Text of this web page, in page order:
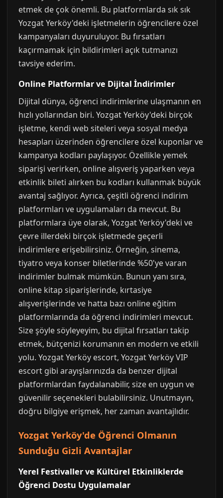
etmek de çok önemli. Bu platformlarda sık sık
Yozgat Yerköy'deki işletmelerin öğrencilere özel
kampanyaları duyuruluyor. Bu fırsatları
kaçırmamak için bildirimleri açık tutmanızı
tavsiye ederim.
Online Platformlar ve Dijital İndirimler
Dijital dünya, öğrenci indirimlerine ulaşmanın en
hızlı yollarından biri. Yozgat Yerköy'deki birçok
işletme, kendi web siteleri veya sosyal medya
hesapları üzerinden öğrencilere özel kuponlar ve
kampanya kodları paylaşıyor. Özellikle yemek
siparişi verirken, online alışveriş yaparken veya
etkinlik bileti alırken bu kodları kullanmak büyük
avantaj sağlıyor. Ayrıca, çeşitli öğrenci indirim
platformları ve uygulamaları da mevcut. Bu
platformlara üye olarak, Yozgat Yerköy'deki ve
çevre illerdeki birçok işletmede geçerli
indirimlere erişebilirsiniz. Örneğin, sinema,
tiyatro veya konser biletlerinde %50'ye varan
indirimler bulmak mümkün. Bunun yanı sıra,
online kitap siparişlerinde, kırtasiye
alışverişlerinde ve hatta bazı online eğitim
platformlarında da öğrenci indirimleri mevcut.
Size şöyle söyleyeyim, bu dijital fırsatları takip
etmek, bütçenizi korumanın en modern ve etkili
yolu. Yozgat Yerköy escort, Yozgat Yerköy VIP
escort gibi arayışlarınızda da benzer dijital
platformlardan faydalanabilir, size en uygun ve
güvenilir seçenekleri bulabilirsiniz. Unutmayın,
doğru bilgiye erişmek, her zaman avantajlıdır.
Yozgat Yerköy'de Öğrenci Olmanın
Sunduğu Gizli Avantajlar
Yerel Festivaller ve Kültürel Etkinliklerde
Öğrenci Dostu Uygulamalar